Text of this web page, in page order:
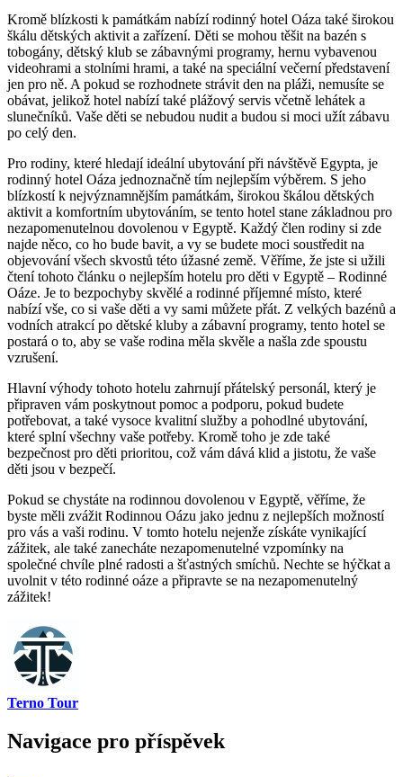
Kromě blízkosti k památkám nabízí rodinný hotel Oáza také širokou
škálu dětských aktivit a zařízení. Děti se mohou těšit na bazén s
tobogány, dětský klub se zábavnými programy, hernu vybavenou
videohrami a stolními hrami, a také na speciální večerní představení
jen pro ně. A pokud se rozhodnete strávit den na pláži, nemusíte se
obávat, jelikož hotel nabízí také plážový servis včetně lehátek a
slunečníků. Vaše děti se nebudou nudit a budou si moci užít zábavu
po celý den.
Pro rodiny, které hledají ideální ubytování při návštěvě Egypta, je
rodinný hotel Oáza jednoznačně tím nejlepším výběrem. S jeho
blízkostí k nejvýznamnějším památkám, širokou škálou dětských
aktivit a komfortním ubytováním, se tento hotel stane základnou pro
nezapomenutelnou dovolenou v Egyptě. Každý člen rodiny si zde
najde něco, co ho bude bavit, a vy se budete moci soustředit na
objevování všech skvostů této úžasné země. Věříme, že jste si užili
čtení tohoto článku o nejlepším hotelu pro děti v Egyptě – Rodinné
Oáze. Je to bezpochyby skvělé a rodinné příjemné místo, které
nabízí vše, co si vaše děti a vy sami můžete přát. Z velkých bazénů a
vodních atrakcí po dětské kluby a zábavní programy, tento hotel se
postará o to, aby se vaše rodina měla skvěle a našla zde spoustu
vzrušení.
Hlavní výhody tohoto hotelu zahrnují přátelský personál, který je
připraven vám poskytnout pomoc a podporu, pokud budete
potřebovat, a také vysoce kvalitní služby a pohodlné ubytování,
které splní všechny vaše potřeby. Kromě toho je zde také
bezpečnost pro děti prioritou, což vám dává klid a jistotu, že vaše
děti jsou v bezpečí.
Pokud se chystáte na rodinnou dovolenou v Egyptě, věříme, že
byste měli zvážit Rodinnou Oázu jako jednu z nejlepších možností
pro vás a vaši rodinu. V tomto hotelu nejenže získáte vynikající
zážitek, ale také zanecháte nezapomenutelné vzpomínky na
společné chvíle plné radosti a šťastných smíchů. Nechte se hýčkat a
uvolnit v této rodinné oáze a připravte se na nezapomenutelný
zážitek!
Terno Tour
Navigace pro příspěvek